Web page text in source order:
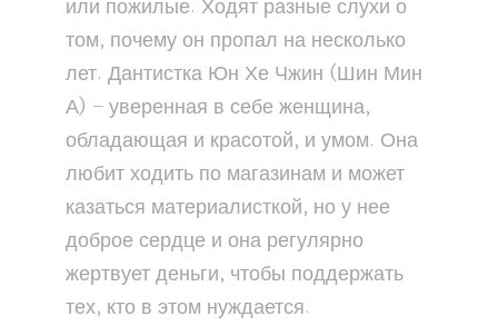
или пожилые. Ходят разные слухи о
том, почему он пропал на несколько
лет. Дантистка Юн Хе Чжин (Шин Мин
А) – уверенная в себе женщина,
обладающая и красотой, и умом. Она
любит ходить по магазинам и может
казаться материалисткой, но у нее
доброе сердце и она регулярно
жертвует деньги, чтобы поддержать
тех, кто в этом нуждается.